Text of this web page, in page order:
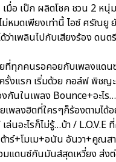
อ เป๊ก ผลิตโชค ชวน 2 หนุ่
หมดเพียงเท่านี้ ไอซ์ ศรัณยู
าเพลินไปกับเสียงร้อง ดนต
ที่ทุกคนรอคอยกับเพลงแดน
งแรก เริ่มด้วย กอล์ฟ พิชญ
นในเพลง Bounce+อะไร…
เพลงฮิตที่ใครๆก็ร้องตามไ
ล่นอะไรก็ไม่รู้…บ้า /
าร์+โมเม+อนัน อันวา+คูณ
มแดนซ์กันมันส์สุดเหวี่ยง ส่